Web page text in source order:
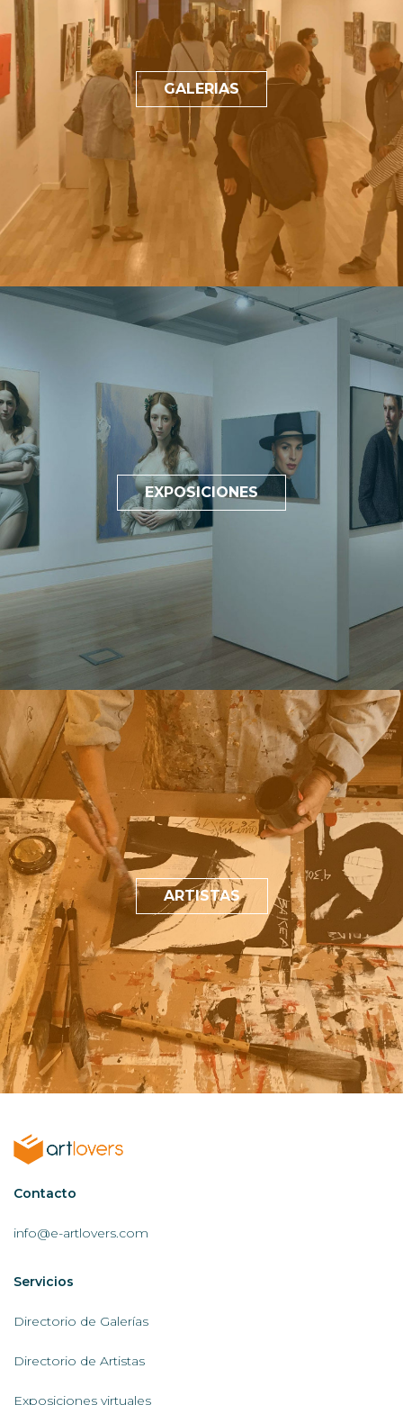
GALERIAS
EXPOSICIONES
ARTISTAS
Contactar
AL
Contacto
info@e-artlovers.com
Servicios
AL
Servicios
Directorio de Galerías
Directorio de Artistas
Exposiciones virtuales